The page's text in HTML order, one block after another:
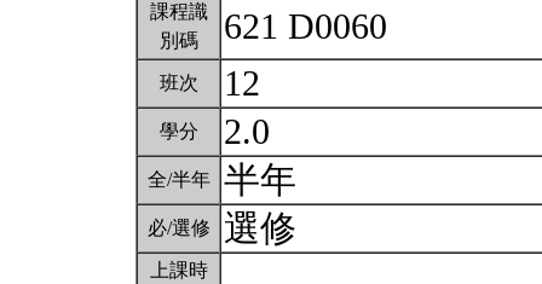
課程識
別碼
621 D0060
班次 12
學分 2.0
全/半年 半年
必/選修 選修
上課時